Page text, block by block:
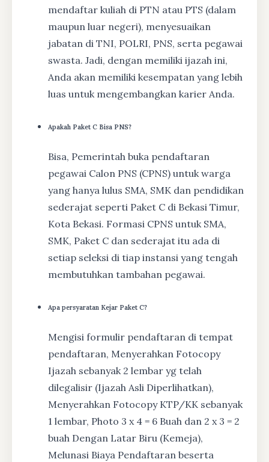
mendaftar kuliah di PTN atau PTS (dalam
maupun luar negeri), menyesuaikan
jabatan di TNI, POLRI, PNS, serta pegawai
swasta. Jadi, dengan memiliki ijazah ini,
Anda akan memiliki kesempatan yang lebih
luas untuk mengembangkan karier Anda.
Apakah Paket C Bisa PNS?
Bisa, Pemerintah buka pendaftaran
pegawai Calon PNS (CPNS) untuk warga
yang hanya lulus SMA, SMK dan pendidikan
sederajat seperti Paket C di Bekasi Timur,
Kota Bekasi. Formasi CPNS untuk SMA,
SMK, Paket C dan sederajat itu ada di
setiap seleksi di tiap instansi yang tengah
membutuhkan tambahan pegawai.
Apa persyaratan Kejar Paket C?
Mengisi formulir pendaftaran di tempat
pendaftaran, Menyerahkan Fotocopy
Ijazah sebanyak 2 lembar yg telah
dilegalisir (Ijazah Asli Diperlihatkan),
Menyerahkan Fotocopy KTP/KK sebanyak
1 lembar, Photo 3 x 4 = 6 Buah dan 2 x 3 = 2
buah Dengan Latar Biru (Kemeja),
Melunasi Biaya Pendaftaran beserta